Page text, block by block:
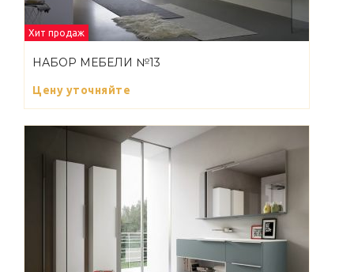
Хит продаж
НАБОР МЕБЕЛИ №13
Цену уточняйте